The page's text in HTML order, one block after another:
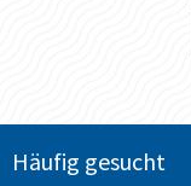
Häufig gesucht